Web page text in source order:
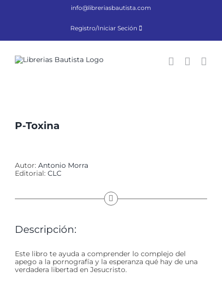
info@libreriasbautista.com
Registro/Iniciar Seción
P-Toxina
Autor: Antonio Morra
Editorial: CLC
Descripción:
Este libro te ayuda a comprender lo complejo del
apego a la pornografía y la esperanza qué hay de una
verdadera libertad en Jesucristo.